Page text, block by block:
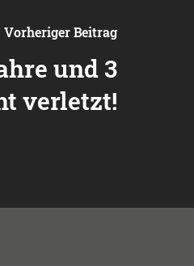
Vorheriger Beitrag
und 3
verletzt!